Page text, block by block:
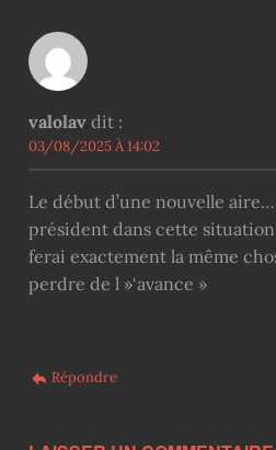
valolav dit :
03/08/2025 À 14:02
Le début d’une nouvelle
président dans cette
ferai exactement la même
perdre de l »‘avance »
Répondre